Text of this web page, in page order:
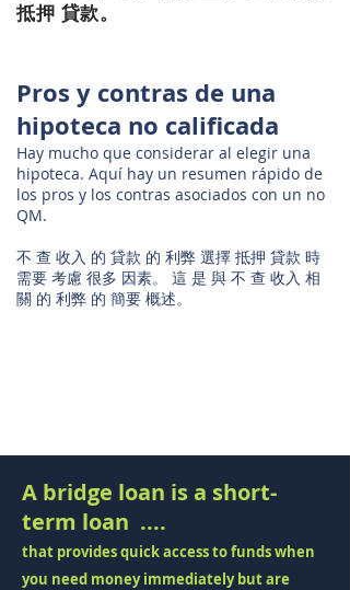
抵押 貸款。
Pros y contras de una
hipoteca no calificada
Hay mucho que considerar al elegir una
hipoteca. Aquí hay un resumen rápido de
los pros y los contras asociados con un no
QM.
不 查 收入 的 貸款 的 利弊 選擇 抵押 貸款 時
需要 考慮 很多 因素。 這 是 與 不 查 收入 相
關 的 利弊 的 簡要 概述。
A bridge loan is a short-
term loan ....
that provides quick access to funds when
you need money immediately but are